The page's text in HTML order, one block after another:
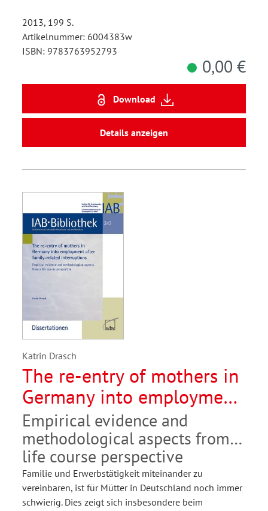
2013, 199 S.
Artikelnummer: 6004383w
ISBN: 9783763952793
0,00 €
Download
Details anzeigen
Katrin Drasch
The re-entry of mothers in
Germany into employment
after family-related
interruptions
Empirical evidence and
methodological aspects from a
life course perspective
Familie und Erwerbstätigkeit miteinander zu
vereinbaren, ist für Mütter in Deutschland noch immer
schwierig. Dies zeigt sich insbesondere beim